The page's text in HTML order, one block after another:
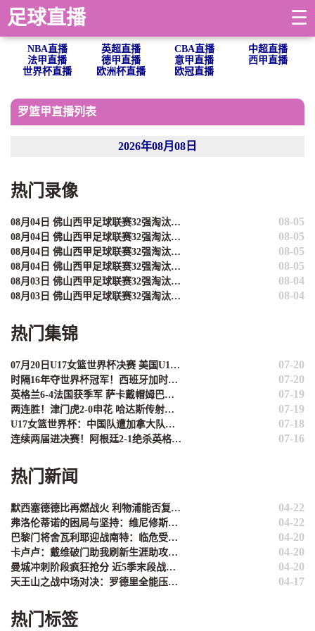
足球直播 ☰
NBA直播 英超直播 CBA直播
中超直播
法甲直播
德甲直播 意甲直播
西甲直播
世界杯直播
欧洲杯直播 欧冠直播
罗篮甲直播列表
2026年08月08日
热门录像
08月04日 佛山西甲足球联赛32强淘汰赛 贪玩游戏 VS 美的薪火 全场录像 08-05
08月04日 佛山西甲足球联赛32强淘汰赛 肇庆恒骏成 VS 三七互娱 全场录像 08-05
08月04日 佛山西甲足球联赛32强淘汰赛 广东西南建设 VS 香港圣徒 全场录像 08-05
08月04日 佛山西甲足球联赛32强淘汰赛 藝品高國際 VS 湛江狂狼·粵辉能源 全场录像 08-05
08月03日 佛山西甲足球联赛32强淘汰赛 大塘控股 VS 茂名市点都得 全场录像 08-04
08月03日 佛山西甲足球联赛32强淘汰赛 广东凤铝 VS 湛江八部科技 全场录像 08-04
热门集锦
07月20日U17女篮世界杯决赛 美国U17女篮 82 - 73 西班牙U17女篮 集锦 07-20
时隔16年夺世界杯冠军！西班牙加时1-0阿根廷 费兰制胜恩佐染红 07-20
英格兰6-4法国获季军 萨卡戴帽姆巴佩双响创纪录奥利塞2助+失良机 07-19
两连胜！津门虎2-0申花 哈达斯传射基莱斯破门 比赛一度暂停1小时 07-19
U17女篮世界杯：中国队遭加拿大队绝杀无缘4强 庞云舒16+10 07-18
连续两届进决赛！阿根廷2-1绝杀英格兰 劳塔罗恩佐破门梅西两助攻 07-16
热门新闻
默西塞德德比再燃战火 利物浦能否复刻2017年三连胜辉煌？ 04-22
弗洛伦蒂诺的困局与坚持：维尼修斯是未来，姆巴佩非议难理解 04-22
巴黎门将舍瓦利耶迎战南特：临危受命的救赎之战 04-20
卡卢卢：戴维破门助我刷新生涯助攻纪录 团队默契才是关键 04-20
曼城冲刺阶段疯狂抢分 近5季末段战绩堪称英超现象级 04-20
天王山之战中场对决：罗德里全能压制 苏维门迪独守拦截高地 04-17
热门标签